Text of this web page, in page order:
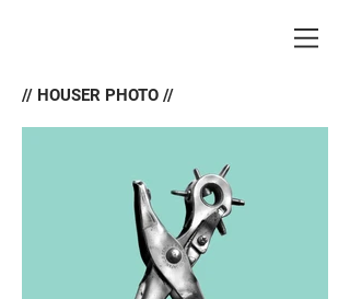
// HOUSER PHOTO //